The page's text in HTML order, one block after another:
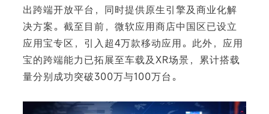
出跨端开放平台，同时提供原生引擎及商业化解
决方案。截至目前，微软应用商店中国区已设立
应用宝专区，引入超4万款移动应用。此外，应用
宝的跨端能力已拓展至车载及XR场景，累计搭载
量分别成功突破300万与100万台。